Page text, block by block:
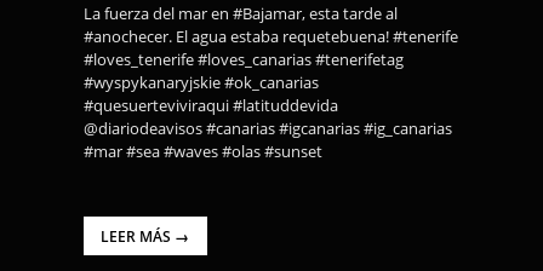
La fuerza del mar en #Bajamar, esta tarde al
#anochecer. El agua estaba requetebuena! #tenerife
#loves_tenerife #loves_canarias #tenerifetag
#wyspykanaryjskie #ok_canarias
#quesuerteviviraqui #latituddevida
@diariodeavisos #canarias #igcanarias #ig_canarias
#mar #sea #waves #olas #sunset
LEER MÁS →